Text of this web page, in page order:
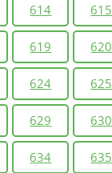
614 615
619 620
624 625
629 630
634 635